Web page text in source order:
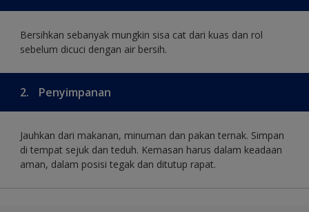
Bersihkan sebanyak mungkin sisa cat dari kuas dan rol
sebelum dicuci dengan air bersih.
2. Penyimpanan
Jauhkan dari makanan, minuman dan pakan ternak. Simpan
di tempat sejuk dan teduh. Kemasan harus dalam keadaan
aman, dalam posisi tegak dan ditutup rapat.